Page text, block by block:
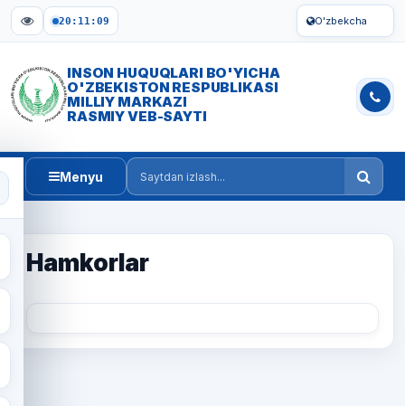
20:11:09 O'zbekcha
INSON HUQUQLARI BO'YICHA
O'ZBEKISTON RESPUBLIKASI
MILLIY MARKAZI
RASMIY VEB-SAYTI
Menyu
Saytdan izlash
Hamkorlar